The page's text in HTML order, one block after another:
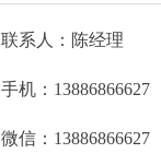
联系人：陈经理
手机：13886866627
微信：13886866627